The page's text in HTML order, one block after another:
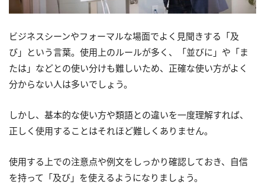
ビジネスシーンやフォーマルな場面でよく見聞きする「及
び」という言葉。使用上のルールが多く、「並びに」や「ま
たは」などとの使い分けも難しいため、正確な使い方がよく
分からない人は多いでしょう。
しかし、基本的な使い方や類語との違いを一度理解すれば、
正しく使用することはそれほど難しくありません。
使用する上での注意点や例文をしっかり確認しておき、自信
を持って「及び」を使えるようになりましょう。